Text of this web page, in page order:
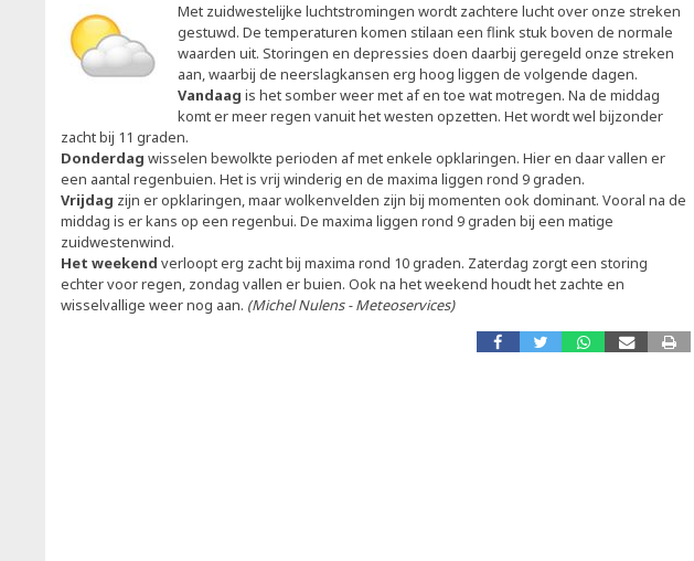
Met zuidwestelijke luchtstromingen wordt zachtere lucht over onze streken
gestuwd. De temperaturen komen stilaan een flink stuk boven de normale
waarden uit. Storingen en depressies doen daarbij geregeld onze streken
aan, waarbij de neerslagkansen erg hoog liggen de volgende dagen.
Vandaag is het somber weer met af en toe wat motregen. Na de middag
komt er meer regen vanuit het westen opzetten. Het wordt wel bijzonder
zacht bij 11 graden.
Donderdag wisselen bewolkte perioden af met enkele opklaringen. Hier en daar vallen er
een aantal regenbuien. Het is vrij winderig en de maxima liggen rond 9 graden.
Vrijdag zijn er opklaringen, maar wolkenvelden zijn bij momenten ook dominant. Vooral na de
middag is er kans op een regenbui. De maxima liggen rond 9 graden bij een matige
zuidwestenwind.
Het weekend verloopt erg zacht bij maxima rond 10 graden. Zaterdag zorgt een storing
echter voor regen, zondag vallen er buien. Ook na het weekend houdt het zachte en
wisselvallige weer nog aan. (Michel Nulens - Meteoservices)